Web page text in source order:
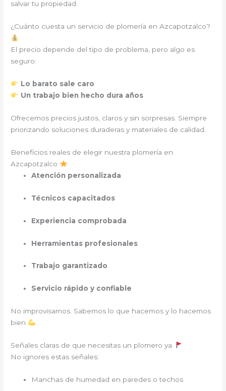
salvar tu propiedad.
¿Cuánto cuesta un servicio de plomería en Azcapotzalco?
El precio depende del tipo de problema, pero algo es
seguro:
Lo barato sale caro
Un trabajo bien hecho dura años
Ofrecemos precios justos, claros y sin sorpresas. Siempre
priorizando soluciones duraderas y materiales de calidad.
Beneficios reales de elegir nuestra plomería en
Azcapotzalco
Atención personalizada
Técnicos capacitados
Experiencia comprobada
Herramientas profesionales
Trabajo garantizado
Servicio rápido y confiable
No improvisamos. Sabemos lo que hacemos y lo hacemos
bien
Señales claras de que necesitas un plomero ya
No ignores estas señales:
Manchas de humedad en paredes o techos